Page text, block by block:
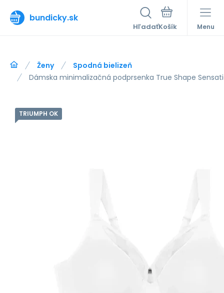
bundicky.sk
Hľadať Menu
Ženy
Spodná bielizeň
Dámska minimalizačná podprsenka True Shape
TRIUMPH OK